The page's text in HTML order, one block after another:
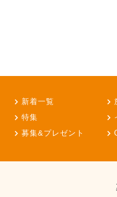
新着一覧
特集
募集&プレゼント